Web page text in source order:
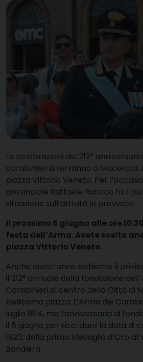
Le celebrazioni del 212°
carabinieri si terranno a Macerata
piazza Vittorio Veneto. Per
provinciale Raffaele Ruocco fa il
situazione sull’attività in provincia.
Il prossimo 5 giugno alle ore
festa dell’Arma. Avete scelto
piazza Vittorio Veneto.
Anche quest’anno abbiamo il
il 212° annuale della fondazione
Carabinieri al centro della Città di
bellissima piazza. L’Arma dei
luglio 1814, ma l’anniversario di
il 5 giugno per ricordare la data di
1920, della prima Medaglia d’Oro
Bandiera.